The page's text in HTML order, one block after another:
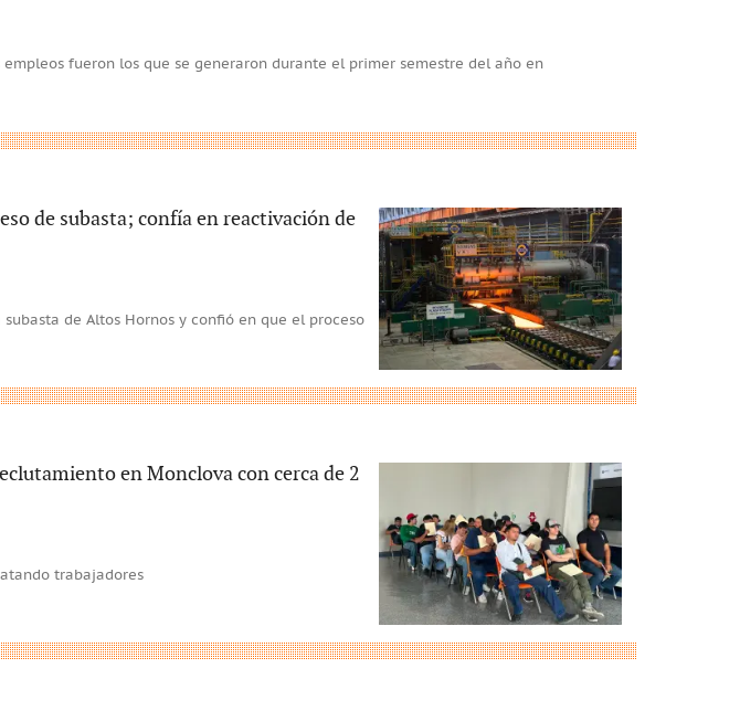
empleos fueron los que se generaron durante el primer semestre del año en
de subasta; confía en reactivación de
de Altos Hornos y confió en que el proceso
en Monclova con cerca de 2
trabajadores